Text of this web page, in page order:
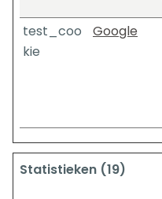
test_coo
kie
Google
Statistieken (19)